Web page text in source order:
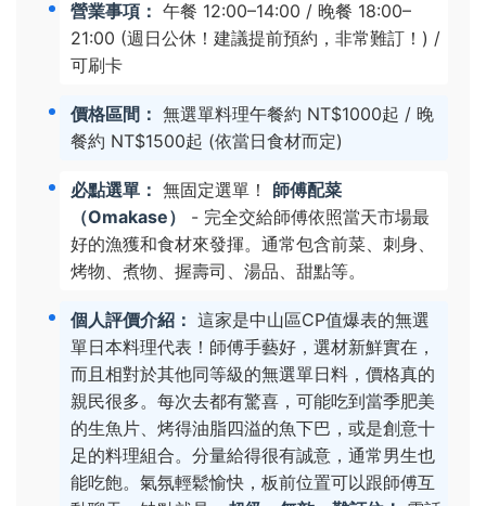
營業事項： 午餐 12:00–14:00 / 晚餐 18:00–
21:00 (週日公休！建議提前預約，非常難訂！) /
可刷卡
價格區間： 無選單料理午餐約 NT$1000起 / 晚
餐約 NT$1500起 (依當日食材而定)
必點選單： 無固定選單！ 師傅配菜
（Omakase）
- 完全交給師傅依照當天市場最
好的漁獲和食材來發揮。通常包含前菜、刺身、
烤物、煮物、握壽司、湯品、甜點等。
個人評價介紹： 這家是中山區CP值爆表的無選
單日本料理代表！師傅手藝好，選材新鮮實在，
而且相對於其他同等級的無選單日料，價格真的
親民很多。每次去都有驚喜，可能吃到當季肥美
的生魚片、烤得油脂四溢的魚下巴，或是創意十
足的料理組合。分量給得很有誠意，通常男生也
能吃飽。氣氛輕鬆愉快，板前位置可以跟師傅互